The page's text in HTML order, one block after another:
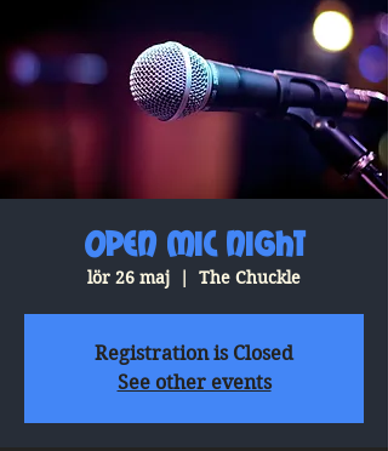
Open Mic Night
lör 26 maj
  |
The Chuckle
Registration is Closed
See other events